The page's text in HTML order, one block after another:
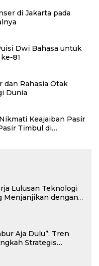
di Jakarta pada
Dwi Bahasa untuk
81
dan Rahasia Otak
Dunia
Keajaiban Pasir
Timbul di
Lulusan Teknologi
Menjanjikan dengan
Aja Dulu”: Tren
Strategis